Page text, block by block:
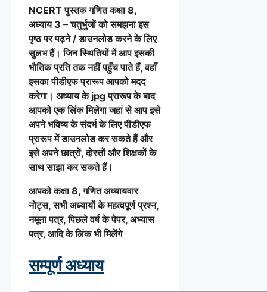
NCERT पुस्तकगणितकक्षा 8,
अध्याय 3 – चतुर्भुजों को समझना इस
पृष्ठ पर पढ़ने / डाउनलोड करने के लिए
सुलभ हैं। जिन स्थितियों में आप इसकी
भौतिक प्रति तक नहीं पहुँच पाते हैं, वहाँ
इसका पीडीएफ प्रारूप आपको मदद
करेगा। अध्याय के jpg प्रारूप के बाद
आपको एक लिंक मिलेगा जहां से आप इसे
अपने भविष्य के संदर्भ के लिए पीडीएफ
प्रारूप में डाउनलोड कर सकते हैं और
इसे अपने छात्रों, दोस्तों और शिक्षकों के
साथ साझा कर सकते हैं।
आपको कक्षा 8, गणित अध्यायवार
नोट्स, सभी अध्यायों के महत्वपूर्ण प्रश्न,
नमूना पत्र, पिछले वर्ष के पेपर, अभ्यास
पत्र, आदि के लिंक भी मिलेंगे
सम्पूर्ण अध्याय